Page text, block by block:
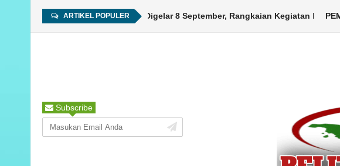
ARTIKEL POPULER
HUT ke-450 Ambon Digelar 8 September, Rangkaian Kegiatan Libatkan
Subscribe